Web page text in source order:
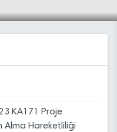
Kapsamında
KA171 Proje
Alma Hareketliliği